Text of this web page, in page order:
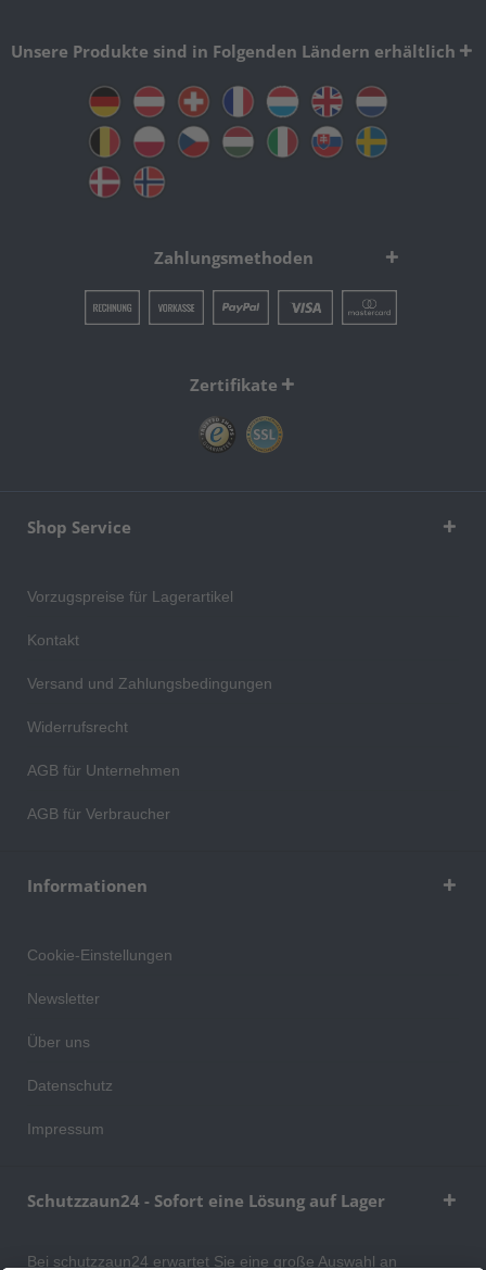
Unsere Produkte sind in Folgenden Ländern erhältlich
Zahlungsmethoden
Zertifikate
Shop Service
Vorzugspreise für Lagerartikel
Kontakt
Versand und Zahlungsbedingungen
Widerrufsrecht
AGB für Unternehmen
AGB für Verbraucher
Informationen
Cookie-Einstellungen
Newsletter
Über uns
Datenschutz
Impressum
Schutzzaun24 - Sofort eine Lösung auf Lager
Bei schutzzaun24 erwartet Sie eine große Auswahl an